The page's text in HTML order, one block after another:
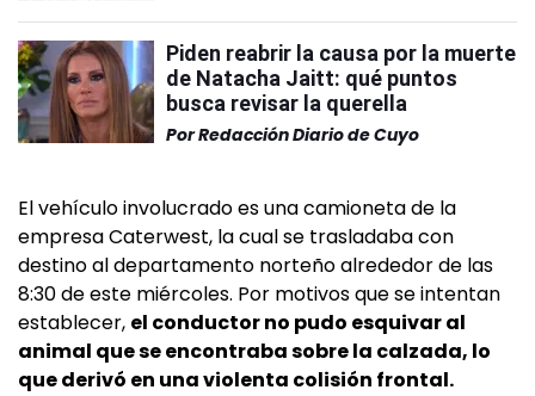
Piden reabrir la causa por la muerte
de Natacha Jaitt: qué puntos
busca revisar la querella
PorRedacción Diario de Cuyo
El vehículo involucrado es una camioneta de la
empresa Caterwest, la cual se trasladaba con
destino al departamento norteño alrededor de las
8:30 de este miércoles. Por motivos que se intentan
establecer, el conductor no pudo esquivar al
animal que se encontraba sobre la calzada, lo
que derivó en una violenta colisión frontal.